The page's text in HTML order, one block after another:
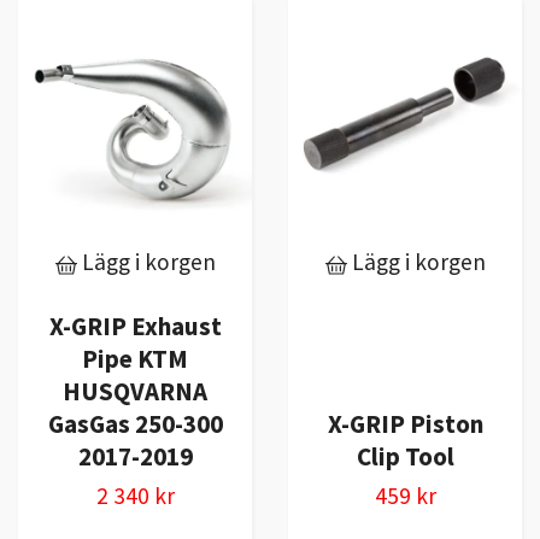
Lägg i korgen
X-GRIP Exhaust
Pipe KTM
HUSQVARNA
GasGas 250-300
2017-2019
2 340 kr
Lägg i korgen
X-GRIP Piston
Clip Tool
459 kr